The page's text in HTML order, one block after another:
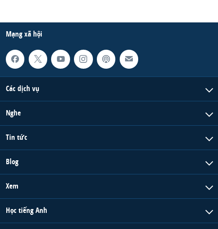
Mạng xã hội
Các dịch vụ
Nghe
Tin tức
Blog
Xem
Học tiếng Anh